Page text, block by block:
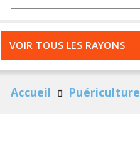
VOIR TOUS LES RAYONS
Accueil Puériculture